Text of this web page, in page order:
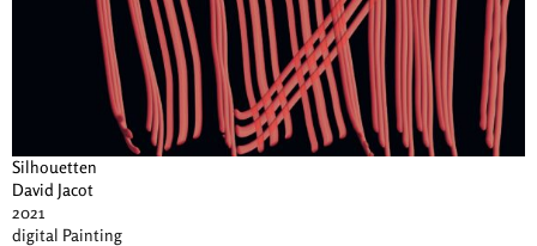
Silhouetten
David Jacot
2021
digital Painting